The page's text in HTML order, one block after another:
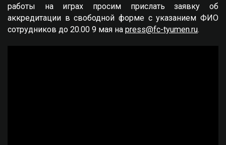
работы на играх просим прислать заявку об
аккредитации в свободной форме с указанием ФИО
сотрудников до 20.00 9 мая на press@fc-tyumen.ru.